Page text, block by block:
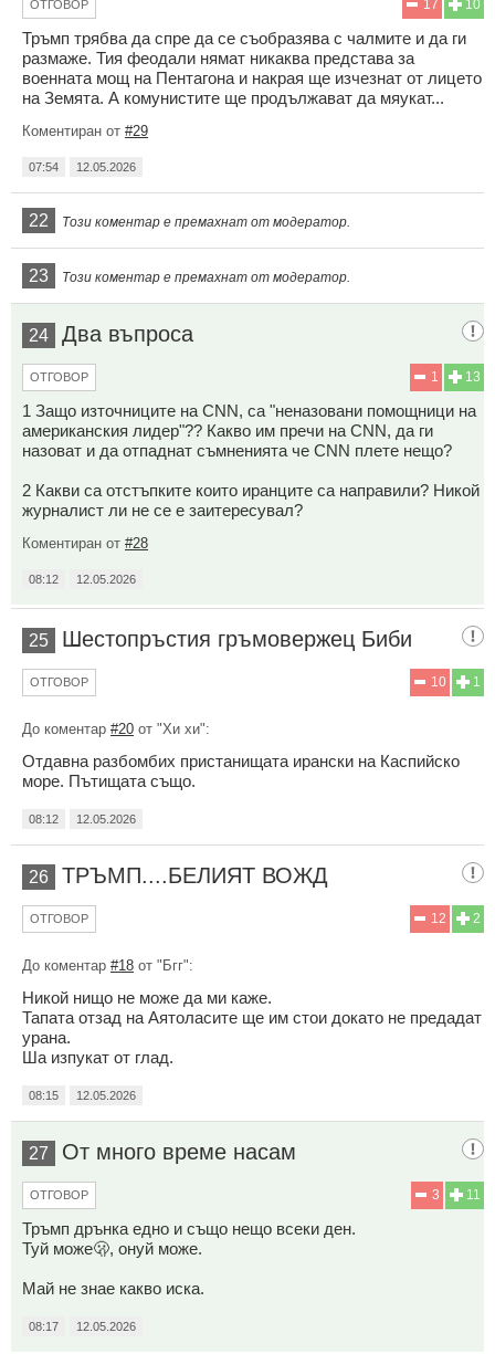
10
17
ОТГОВОР
Тръмп трябва да спре да се съобразява с чалмите и да ги
размаже. Тия феодали нямат никаква представа за
военната мощ на Пентагона и накрая ще изчезнат от лицето
на Земята. А комунистите ще продължават да мяукат...
Коментиран от #29
07:54 12.05.2026
22 Този коментар е премахнат от модератор.
23 Този коментар е премахнат от модератор.
24 Два въпроса
13
1
ОТГОВОР
1 Защо източниците на CNN, са "неназовани помощници на
американския лидер"?? Какво им пречи на CNN, да ги
назоват и да отпаднат съмненията че CNN плете нещо?
2 Какви са отстъпките които иранците са направили? Никой
журналист ли не се е заитересувал?
Коментиран от #28
08:12 12.05.2026
25 Шестопръстия гръмовержец Биби
1
10
ОТГОВОР
До коментар #20 от "Хи хи":
Отдавна разбомбих пристанищата ирански на Каспийско
море. Пътищата също.
08:12 12.05.2026
26 ТРЪМП....БЕЛИЯТ ВОЖД
2
12
ОТГОВОР
До коментар #18 от "Бгг":
Никой нищо не може да ми каже.
Тапата отзад на Аятоласите ще им стои докато не предадат
урана.
Ша изпукат от глад.
08:15 12.05.2026
27 От много време насам
11
3
ОТГОВОР
Тръмп дрънка едно и също нещо всеки ден.
Туй може🫢, онуй може.
Май не знае какво иска.
08:17 12.05.2026